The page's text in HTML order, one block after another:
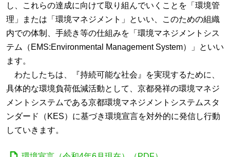
し、これらの達成に向けて取り組んでいくことを「環境管
理」または「環境マネジメント」といい、このための組織
内での体制、手続き等の仕組みを「環境マネジメントシス
テム（EMS:Environmental Management System）」といい
ます。
わたしたちは、『持続可能な社会』を実現するために、
具体的な環境負荷低減活動として、京都発祥の環境マネジ
メントシステムである京都環境マネジメントシステムスタ
ンダード（KES）に基づき環境宣言を対外的に発信し行動
していきます。